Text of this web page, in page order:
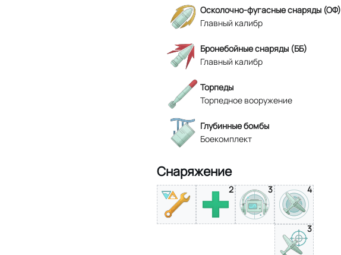
Осколочно-фугасные снаряды (ОФ)
Главный калибр
Бронебойные снаряды (ББ)
Главный калибр
Торпеды
Торпедное вооружение
Глубинные бомбы
Боекомплект
Снаряжение
2 3 4
3